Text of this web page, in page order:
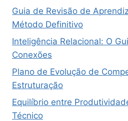
Guia de Revisão de
Método Definitivo
Inteligência Relacional: O
Conexões
Plano de Evolução de
Estruturação
Equilíbrio entre
Técnico